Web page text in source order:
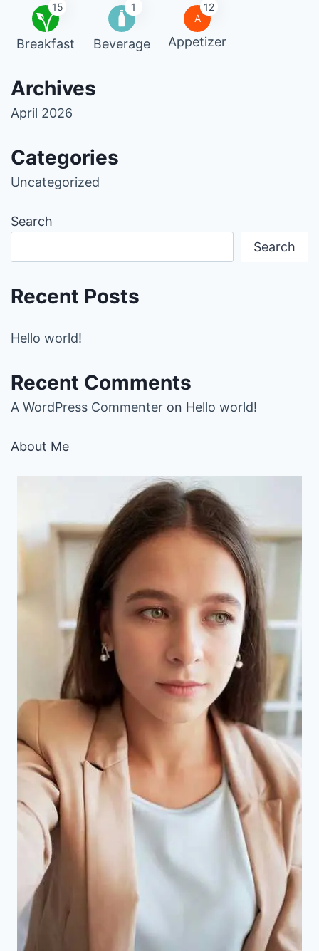
15
Breakfast
1
Beverage
A
12
Appetizer
Archives
April 2026
Categories
Uncategorized
Search
Search
Recent Posts
Hello world!
Recent Comments
A WordPress Commenter on Hello world!
About Me